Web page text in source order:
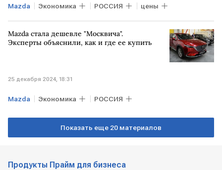
Mazda Экономика РОССИЯ цены
Mazda стала дешевле "Москвича".
Эксперты объяснили, как и где ее купить
25 декабря 2024, 18:31
Mazda Экономика РОССИЯ
Показать еще 20 материалов
Продукты Прайм для бизнеса